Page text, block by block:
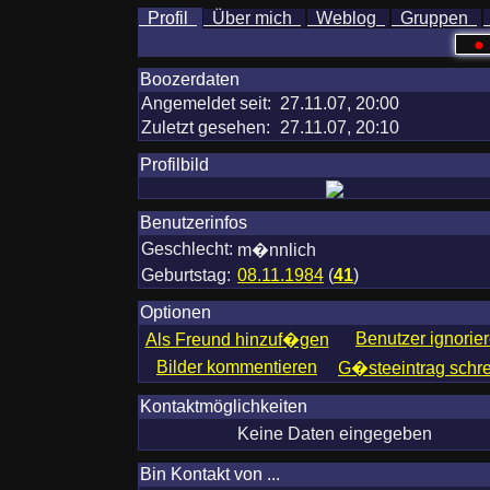
Profil Über mich Weblog Gruppen
●
Boozerdaten
Angemeldet seit: 27.11.07, 20:00
Zuletzt gesehen:
27.11.07, 20:10
Profilbild
Benutzerinfos
Geschlecht: m�nnlich
Geburtstag: 08.11.1984 (41)
Optionen
Als Freund hinzuf�gen
Benutzer
Bilder kommentieren
G�steeintrag
Kontaktmöglichkeiten
Keine Daten eingegeben
Bin Kontakt von ...